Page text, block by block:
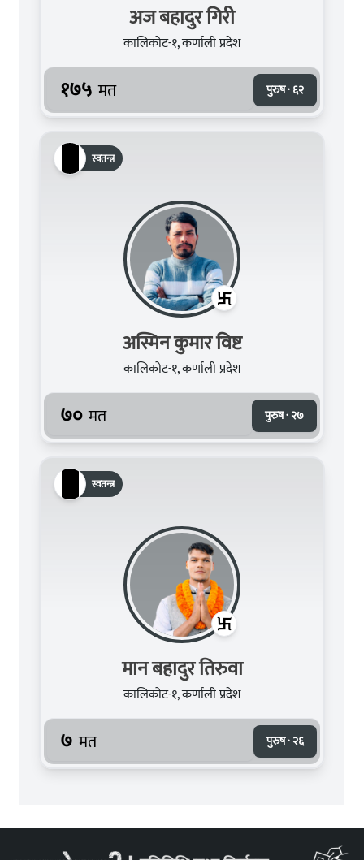
अज बहादुर गिरी
कालिकोट-१, कर्णाली प्रदेश
१७५ मत पुरुष · ६२
स्वतन्त्र
अस्मिन कुमार विष्ट
कालिकोट-१, कर्णाली प्रदेश
७० मत पुरुष · २७
स्वतन्त्र
मान बहादुर तिरुवा
कालिकोट-१, कर्णाली प्रदेश
७ मत पुरुष · २६